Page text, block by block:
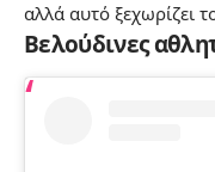
αλλά αυτό ξεχωρίζει
Βελούδινες